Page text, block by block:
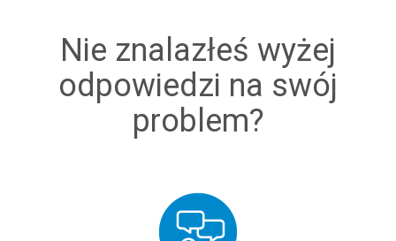
Nie znalazłeś wyżej
odpowiedzi na swój
problem?